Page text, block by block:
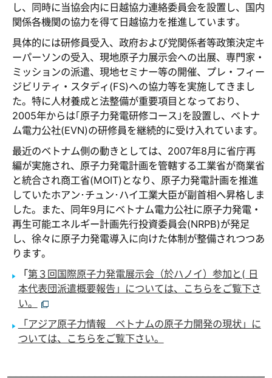
し、同時に当協会内に日越協力連絡委員会を設置し、国内
関係各機関の協力を得て日越協力を推進しています。
具体的には研修員受入、政府および党関係者等政策決定キ
ーパーソンの受入、現地原子力展示会への出展、専門家・
ミッションの派遣、現地セミナー等の開催、プレ・フィー
ジビリティ・スタディ(FS)への協力等を実施してきまし
た。特に人材養成と法整備が重要項目となっており、
2005年からは｢原子力発電研修コース｣を設置し、ベトナ
ム電力公社(EVN)の研修員を継続的に受け入れています。
最近のベトナム側の動きとしては、2007年8月に省庁再
編が実施され、原子力発電計画を管轄する工業省が商業省
と統合され商工省(MOIT)となり、原子力発電計画を推進
していたホアン･チュン･ハイ工業大臣が副首相へ昇格しま
した。また、同年9月にベトナム電力公社に原子力発電・
再生可能エネルギー計画先行投資委員会(NRPB)が発足
し、徐々に原子力発電導入に向けた体制が整備されつつあ
ります。
「第３回国際原子力発電展示会（於ハノイ）参加と( 日
本代表団派遣概要報告」については、こちらをご覧下さ
い。
「アジア原子力情報 ベトナムの原子力開発の現状」に
ついては、こちらをご覧下さい。